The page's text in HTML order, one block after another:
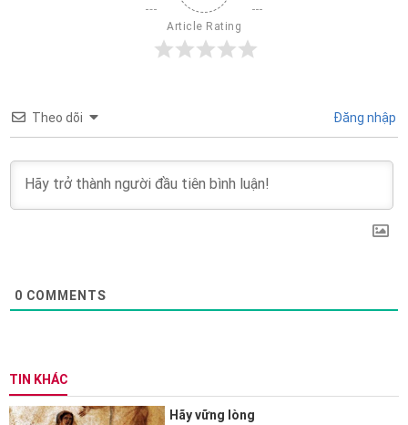
Article Rating
Theo dõi Đăng nhập
0 COMMENTS
TIN KHÁC
Hãy vững lòng